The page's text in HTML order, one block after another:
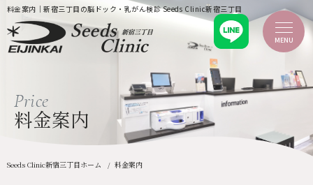
料金案内｜新宿三丁目の脳ドック・乳がん検診 Seeds Clinic新宿三丁目
MENU
Price
料金案内
Seeds Clinic新宿三丁目ホーム 料金案内
新着情報
当クリニックのご案内
当クリニックについて
ごあいさつ
企業健診
ふるさと納税